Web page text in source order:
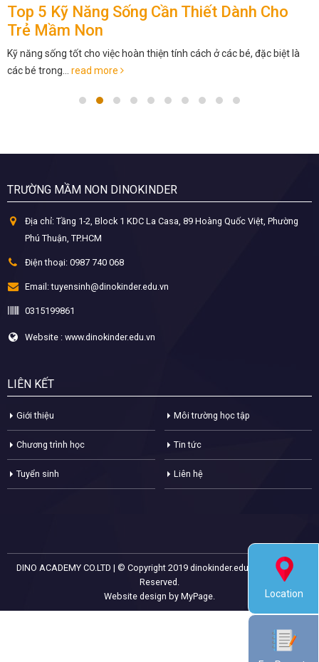
Top 5 Kỹ Năng Sống Cần Thiết Dành Cho
Trẻ Mầm Non
Kỹ năng sống tốt cho việc hoàn thiện tính cách ở các bé, đặc biệt là
các bé trong... read more
TRƯỜNG MẦM NON DINOKINDER
Địa chỉ: Tầng 1-2, Block 1 KDC La Casa, 89 Hoàng Quốc Việt, Phường
Phú Thuận, TP.HCM
Điện thoại: 0987 740 068
Email: tuyensinh@dinokinder.edu.vn
0315199861
Website : www.dinokinder.edu.vn
LIÊN KẾT
Giới thiệu
Chương trình học
Tuyển sinh
Môi trường học tập
Tin tức
Liên hệ
DINO ACADEMY CO.LTD | © Copyright 2019 dinokinder.edu.vn. All Rights
Reserved.
Website design by MyPage.
Location